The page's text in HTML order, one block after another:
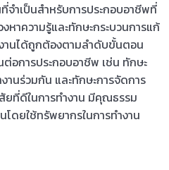
จำเป็นสำหรับการประกอบอาชีพที่
หาความรู้และทักษะกระบวนการแก้
นได้ถูกต้องตามลำดับขั้นตอน
อการประกอบอาชีพ เช่น ทักษะ
านร่วมกัน และทักษะการจัดการ
ที่ดีในการทำงาน มีคุณธรรม
ดยใช้ทรัพยากรในการทำงาน